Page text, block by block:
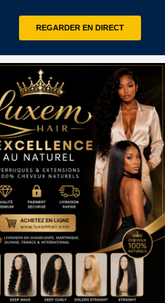
REGARDER EN DIRECT